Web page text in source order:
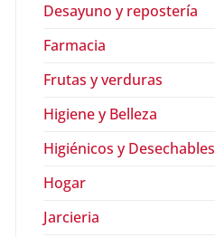
Desayuno y repostería
Farmacia
Frutas y verduras
Higiene y Belleza
Higiénicos y Desechables
Hogar
Jarcieria